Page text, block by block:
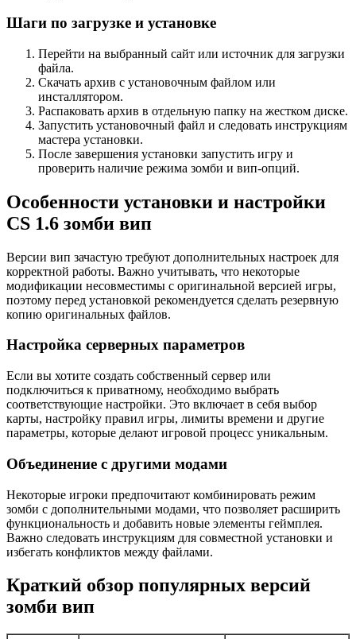
Шаги по загрузке и установке
Перейти на выбранный сайт или источник для загрузки
файла.
Скачать архив с установочным файлом или
инсталлятором.
Распаковать архив в отдельную папку на жестком диске.
Запустить установочный файл и следовать инструкциям
мастера установки.
После завершения установки запустить игру и
проверить наличие режима зомби и вип-опций.
Особенности установки и настройки
CS 1.6 зомби вип
Версии вип зачастую требуют дополнительных настроек для
корректной работы. Важно учитывать, что некоторые
модификации несовместимы с оригинальной версией игры,
поэтому перед установкой рекомендуется сделать резервную
копию оригинальных файлов.
Настройка серверных параметров
Если вы хотите создать собственный сервер или
подключиться к приватному, необходимо выбрать
соответствующие настройки. Это включает в себя выбор
карты, настройку правил игры, лимиты времени и другие
параметры, которые делают игровой процесс уникальным.
Объединение с другими модами
Некоторые игроки предпочитают комбинировать режим
зомби с дополнительными модами, что позволяет расширить
функциональность и добавить новые элементы геймплея.
Важно следовать инструкциям для совместной установки и
избегать конфликтов между файлами.
Краткий обзор популярных версий
зомби вип